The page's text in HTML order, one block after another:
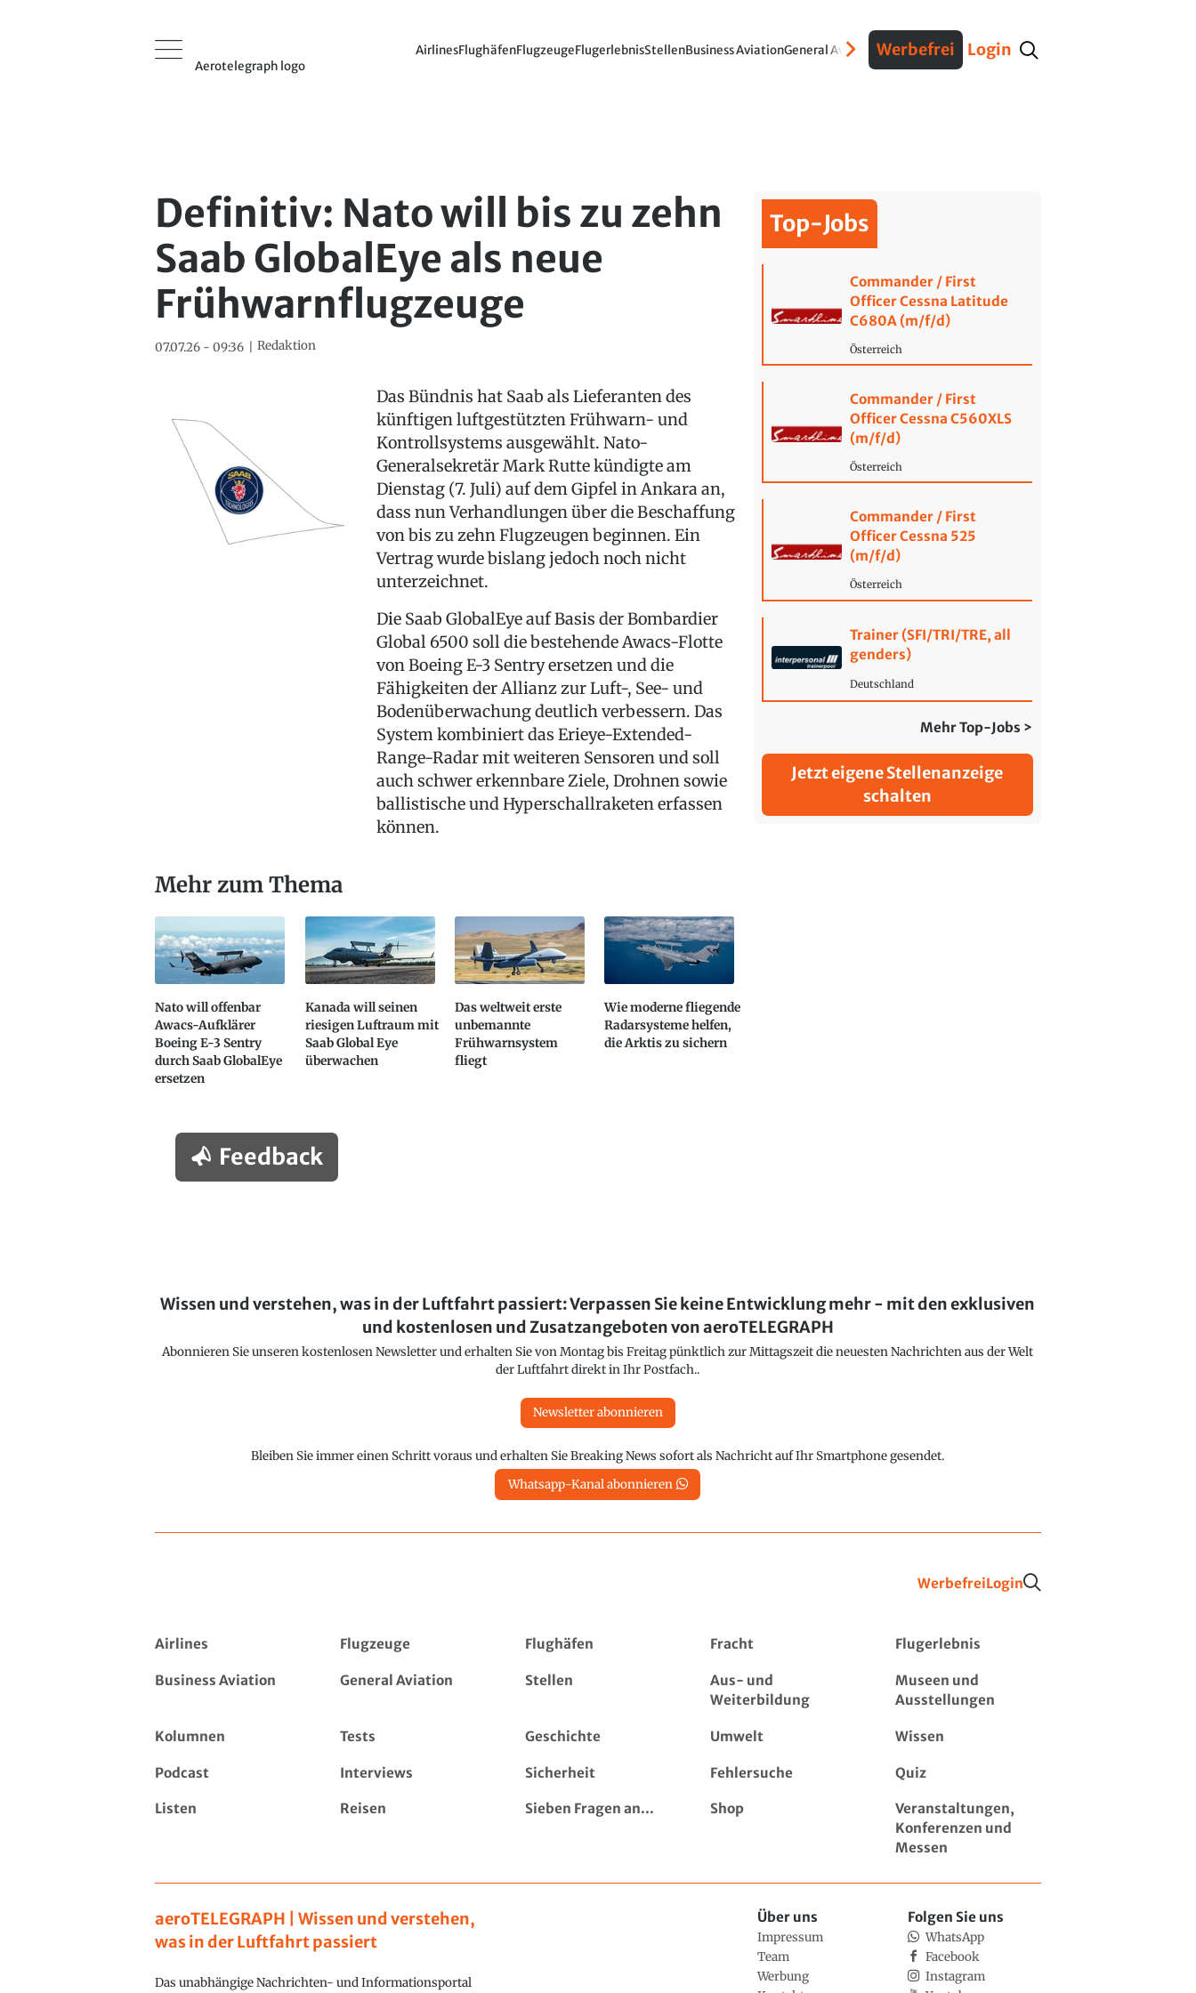
Aerotelegraph logo
AirlinesFlughäfenFlugzeugeFlugerlebnisStellenBusiness AviationGeneral AviationVerteidigungInterviews Fracht
Werbefrei Login
Definitiv: Nato will bis zu zehn
Saab GlobalEye als neue
Frühwarnflugzeuge
07.07.26 - 09:36 Redaktion
Das Bündnis hat Saab als Lieferanten des
künftigen luftgestützten Frühwarn- und
Kontrollsystems ausgewählt. Nato-
Generalsekretär Mark Rutte kündigte am
Dienstag (7. Juli) auf dem Gipfel in Ankara an,
dass nun Verhandlungen über die Beschaffung
von bis zu zehn Flugzeugen beginnen. Ein
Vertrag wurde bislang jedoch noch nicht
unterzeichnet.
Die Saab GlobalEye auf Basis der Bombardier
Global 6500 soll die bestehende Awacs-Flotte
von Boeing E-3 Sentry ersetzen und die
Fähigkeiten der Allianz zur Luft-, See- und
Bodenüberwachung deutlich verbessern. Das
System kombiniert das Erieye-Extended-
Range-Radar mit weiteren Sensoren und soll
auch schwer erkennbare Ziele, Drohnen sowie
ballistische und Hyperschallraketen erfassen
können.
Mehr zum Thema
Nato will offenbar
Awacs-Aufklärer
Boeing E-3 Sentry
durch Saab GlobalEye
ersetzen
Kanada will seinen
riesigen Luftraum mit
Saab Global Eye
überwachen
Das weltweit erste
unbemannte
Frühwarnsystem
fliegt
Wie moderne fliegende
Radarsysteme helfen,
die Arktis zu sichern
Feedback
Top-Jobs
Commander / First
Officer Cessna Latitude
C680A (m/f/d)
Österreich
Commander / First
Officer Cessna C560XLS
(m/f/d)
Österreich
Commander / First
Officer Cessna 525
(m/f/d)
Österreich
Trainer (SFI/TRI/TRE, all
genders)
Deutschland
Mehr Top-Jobs >
Jetzt eigene Stellenanzeige
schalten
Wissen und verstehen, was in der Luftfahrt passiert: Verpassen Sie keine Entwicklung mehr - mit den exklusiven
und kostenlosen und Zusatzangeboten von aeroTELEGRAPH
Abonnieren Sie unseren kostenlosen Newsletter und erhalten Sie von Montag bis Freitag pünktlich zur Mittagszeit die neuesten Nachrichten aus der Welt
der Luftfahrt direkt in Ihr Postfach..
Newsletter abonnieren
Bleiben Sie immer einen Schritt voraus und erhalten Sie Breaking News sofort als Nachricht auf Ihr Smartphone gesendet.
Whatsapp-Kanal abonnieren
WerbefreiLogin
Airlines Flugzeuge Flughäfen Fracht Flugerlebnis
Business Aviation General Aviation Stellen
Aus- und
Weiterbildung
Museen und
Ausstellungen
Kolumnen Tests Geschichte Umwelt Wissen
Podcast Interviews Sicherheit Fehlersuche Quiz
Listen Reisen Sieben Fragen an... Shop
Veranstaltungen,
Konferenzen und
Messen
aeroTELEGRAPH | Wissen und verstehen,
was in der Luftfahrt passiert
Das unabhängige Nachrichten- und Informationsportal
Über uns
Impressum
Team
Werbung
Folgen Sie uns
WhatsApp
Facebook
Instagram